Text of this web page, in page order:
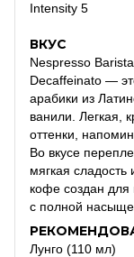
Intensity 5
ВКУС
Nespresso
Decaffeinato —
арабики из
ванили. Легкая,
оттенки,
Во вкусе
мягкая сладость
кофе создан
с полной
Лунго (110 мл)